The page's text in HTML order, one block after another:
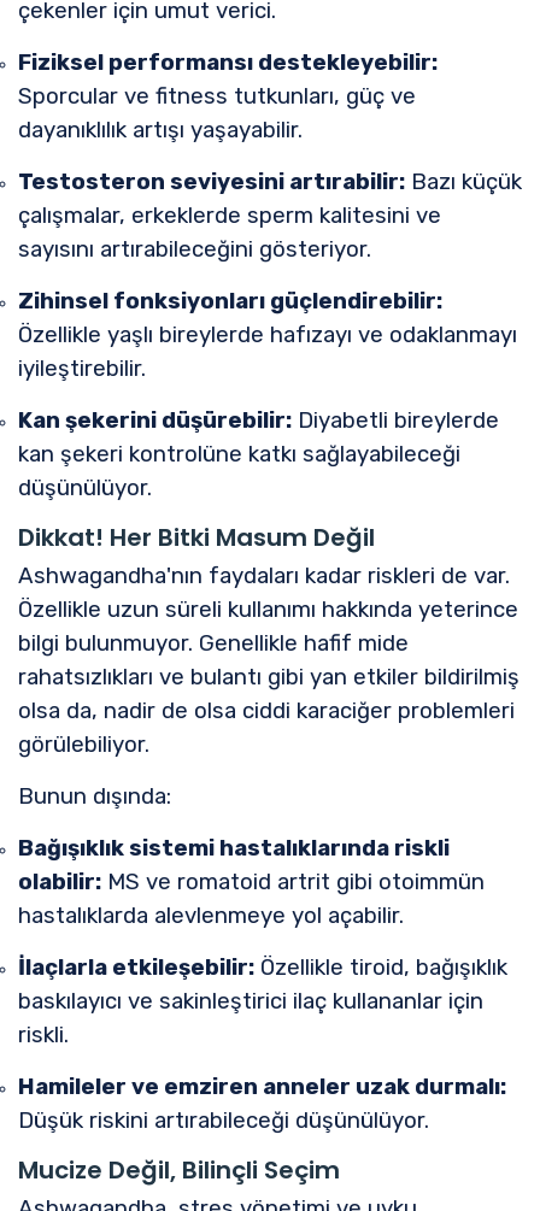
çekenler için umut verici.
Fiziksel performansı destekleyebilir:
Sporcular ve fitness tutkunları, güç ve
dayanıklılık artışı yaşayabilir.
Testosteron seviyesini artırabilir: Bazı küçük
çalışmalar, erkeklerde sperm kalitesini ve
sayısını artırabileceğini gösteriyor.
Zihinsel fonksiyonları güçlendirebilir:
Özellikle yaşlı bireylerde hafızayı ve odaklanmayı
iyileştirebilir.
Kan şekerini düşürebilir: Diyabetli bireylerde
kan şekeri kontrolüne katkı sağlayabileceği
düşünülüyor.
Dikkat! Her Bitki Masum Değil
Ashwagandha'nın faydaları kadar riskleri de var.
Özellikle uzun süreli kullanımı hakkında yeterince
bilgi bulunmuyor. Genellikle hafif mide
rahatsızlıkları ve bulantı gibi yan etkiler bildirilmiş
olsa da, nadir de olsa ciddi karaciğer problemleri
görülebiliyor.
Bunun dışında:
Bağışıklık sistemi hastalıklarında riskli
olabilir: MS ve romatoid artrit gibi otoimmün
hastalıklarda alevlenmeye yol açabilir.
İlaçlarla etkileşebilir: Özellikle tiroid, bağışıklık
baskılayıcı ve sakinleştirici ilaç kullananlar için
riskli.
Hamileler ve emziren anneler uzak durmalı:
Düşük riskini artırabileceği düşünülüyor.
Mucize Değil, Bilinçli Seçim